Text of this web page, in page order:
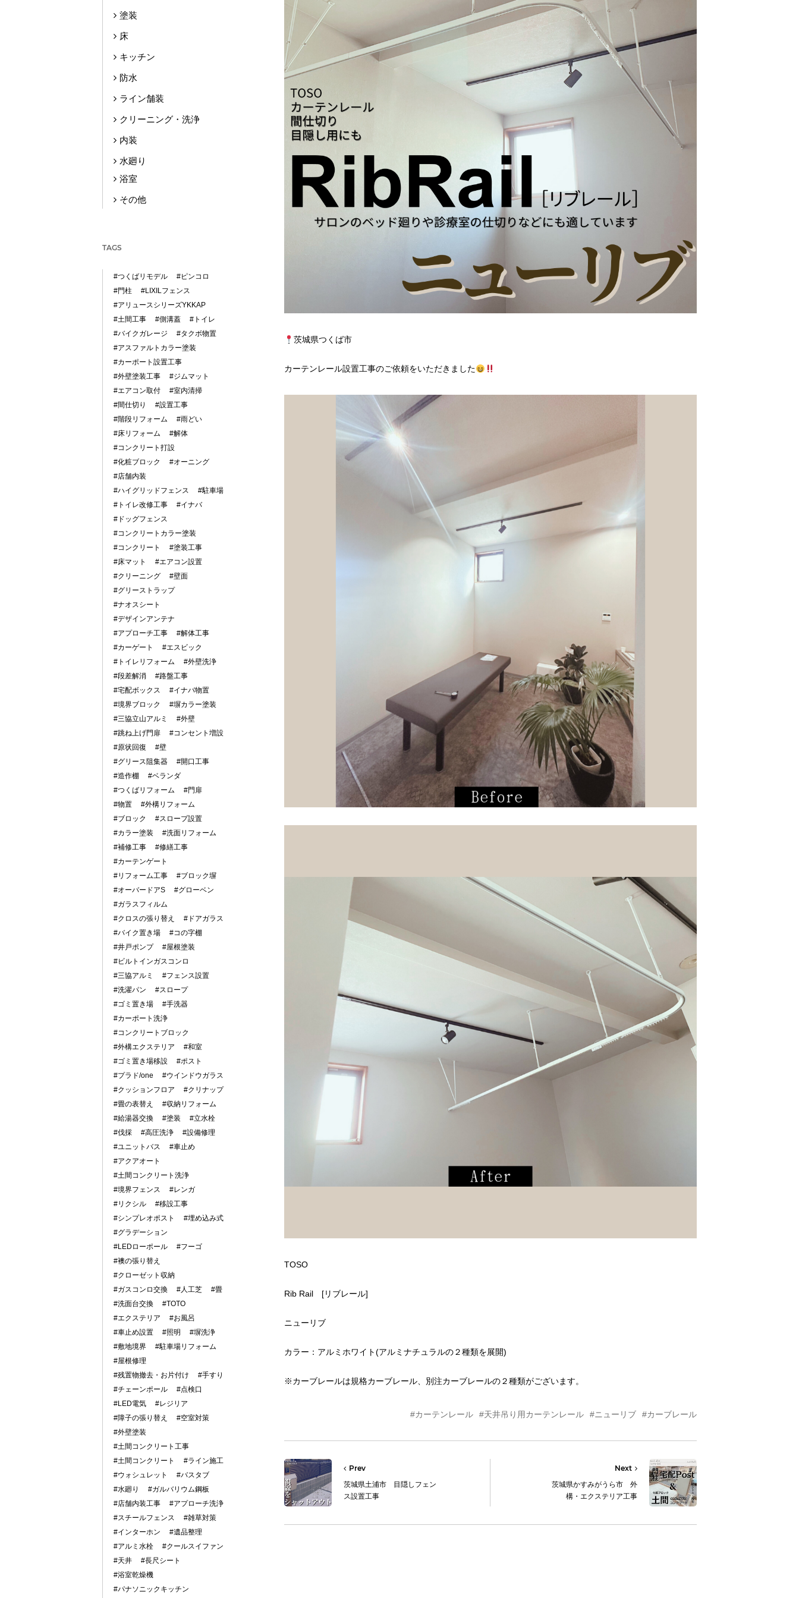
茨城県つくば市
カーテンレール設置工事のご依頼をいただきました
TOSO
Rib Rail [リブレール]
ニューリブ
カラー：アルミホワイト(アルミナチュラルの２種類を展開)
※カーブレールは規格カーブレール、別注カーブレールの２種類がございます。
#カーテンレール #天井吊り用カーテンレール #ニューリブ #カーブレール
Prev
茨城県土浦市 目隠しフェン
ス設置工事
Next
茨城県かすみがうら市 外
構・エクステリア工事
塗装
床
キッチン
防水
ライン舗装
クリーニング・洗浄
内装
水廻り
浴室
その他
TAGS
#つくばリモデル
#ピンコロ
#門柱
#LIXILフェンス
#アリュースシリーズYKKAP
#土間工事
#側溝蓋
#トイレ
#バイクガレージ
#タクボ物置
#アスファルトカラー塗装
#カーポート設置工事
#外壁塗装工事
#ジムマット
#エアコン取付
#室内清掃
#間仕切り
#設置工事
#階段リフォーム
#雨どい
#床リフォーム
#解体
#コンクリート打設
#化粧ブロック
#オーニング
#店舗内装
#ハイグリッドフェンス
#駐車場
#トイレ改修工事
#イナバ
#ドッグフェンス
#コンクリートカラー塗装
#コンクリート
#塗装工事
#床マット
#エアコン設置
#クリーニング
#壁面
#グリーストラップ
#ナオスシート
#デザインアンテナ
#アプローチ工事
#解体工事
#カーゲート
#エスビック
#トイレリフォーム
#外壁洗浄
#段差解消
#路盤工事
#宅配ボックス
#イナバ物置
#境界ブロック
#塀カラー塗装
#三協立山アルミ
#外壁
#跳ね上げ門扉
#コンセント増設
#原状回復
#壁
#グリース阻集器
#開口工事
#造作棚
#ベランダ
#つくばリフォーム
#門扉
#物置
#外構リフォーム
#ブロック
#スロープ設置
#カラー塗装
#洗面リフォーム
#補修工事
#修繕工事
#カーテンゲート
#リフォーム工事
#ブロック塀
#オーバードアS
#グローベン
#ガラスフィルム
#クロスの張り替え
#ドアガラス
#バイク置き場
#コの字棚
#井戸ポンプ
#屋根塗装
#ビルトインガスコンロ
#三協アルミ
#フェンス設置
#洗濯パン
#スロープ
#ゴミ置き場
#手洗器
#カーポート洗浄
#コンクリートブロック
#外構エクステリア
#和室
#ゴミ置き場移設
#ポスト
#プラド/one
#ウインドウガラス
#クッションフロア
#クリナップ
#畳の表替え
#収納リフォーム
#給湯器交換
#塗装
#立水栓
#伐採
#高圧洗浄
#設備修理
#ユニットバス
#車止め
#アクアオート
#土間コンクリート洗浄
#境界フェンス
#レンガ
#リクシル
#移設工事
#シンプレオポスト
#埋め込み式
#グラデーション
#LEDローポール
#フーゴ
#襖の張り替え
#クローゼット収納
#ガスコンロ交換
#人工芝
#畳
#洗面台交換
#TOTO
#エクステリア
#お風呂
#車止め設置
#照明
#塀洗浄
#敷地境界
#駐車場リフォーム
#屋根修理
#残置物撤去・お片付け
#手すり
#チェーンポール
#点検口
#LED電気
#レジリア
#障子の張り替え
#空室対策
#外壁塗装
#土間コンクリート工事
#土間コンクリート
#ライン施工
#ウォシュレット
#バスタブ
#水廻り
#ガルバリウム鋼板
#店舗内装工事
#アプローチ洗浄
#スチールフェンス
#雑草対策
#インターホン
#遺品整理
#アルミ水栓
#クールスイファン
#天井
#長尺シート
#浴室乾燥機
#パナソニックキッチン